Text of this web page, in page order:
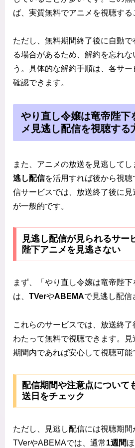
ば、実質無料でアニメを視聴する
ただし、無料期間終了後に自動
る場合があるため、解約を忘れな
う。具体的な解約手順は、各サ
確認できます。
やり直し令嬢は竜帝陛下
メ見逃し配信を視聴する
また、アニメの放送を見逃してし
逃し配信を活用すれば後から視
信サービスでは、放送終了後に見
が一般的です。
見逃し配信が見られるサー
陛下アニメを見逃さない
まず、「やり直し令嬢は竜帝陛
は、 TVerやABEMAで見逃し配信
これらのサービスでは、放送終了
わたって無料で視聴できます。見
期間内であれば安心して視聴可能
配信期間や注意点について
送日をチェック
ただし、見逃し配信には視聴期間
TVerやABEMAでは、通常1週間